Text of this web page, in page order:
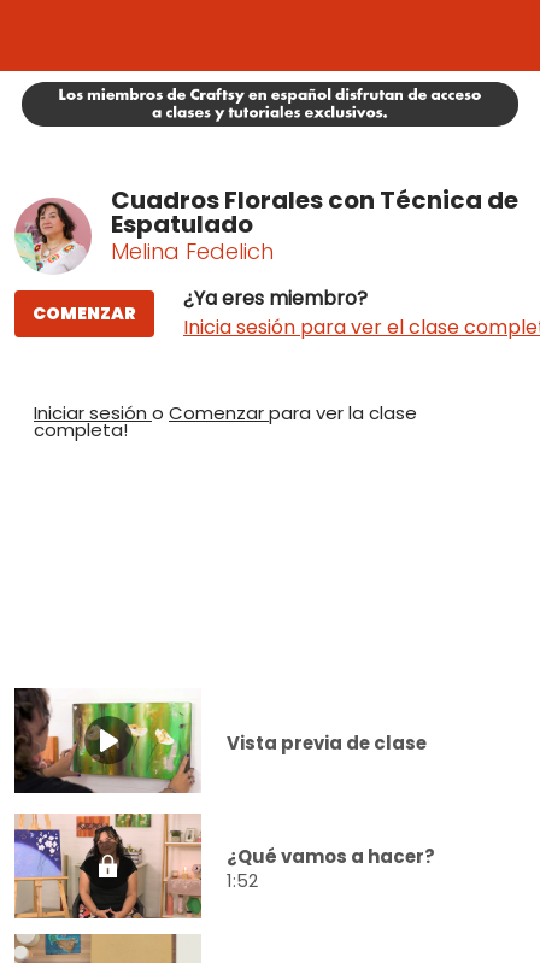
Cuadros Florales con Técnica de
Espatulado
Melina Fedelich
¿Ya eres miembro?
Inicia sesión para ver el clase
COMENZAR
Iniciar sesión o Comenzarpara ver la clase
completa!
Vista previa de clase
¿Qué vamos a hacer?
1:52